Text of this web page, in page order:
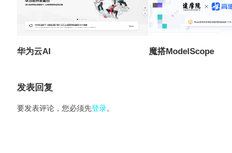
华为云AI 魔搭ModelScope
发表回复
要发表评论，您必须先登录。